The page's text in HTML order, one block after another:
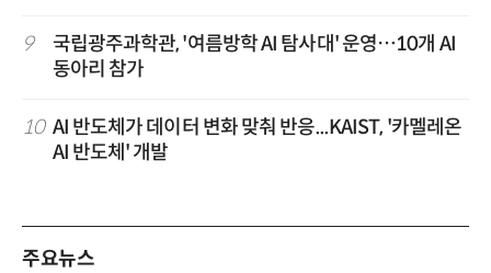
9
국립광주과학관, '여름방학 AI 탐사대' 운영…10개 AI
동아리 참가
10 AI 반도체가 데이터 변화 맞춰 반응...KAIST, '카멜레온
AI 반도체' 개발
주요뉴스